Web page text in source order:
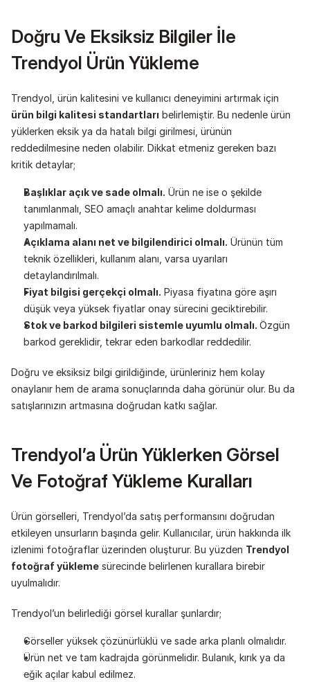
Doğru Ve Eksiksiz Bilgiler İle
Trendyol Ürün Yükleme
ürün bilgi kalitesi standartları belirlemiştir. Bu nedenle ürün
yüklerken eksik ya da hatalı bilgi girilmesi, ürünün
reddedilmesine neden olabilir. Dikkat etmeniz gereken bazı
kritik detaylar;
Başlıklar açık ve sade olmalı. Ürün ne ise o şekilde
tanımlanmalı, SEO amaçlı anahtar kelime doldurması
yapılmamalı.
Açıklama alanı net ve bilgilendirici olmalı. Ürünün tüm
teknik özellikleri, kullanım alanı, varsa uyarıları
detaylandırılmalı.
Fiyat bilgisi gerçekçi olmalı. Piyasa fiyatına göre aşırı
düşük veya yüksek fiyatlar onay sürecini geciktirebilir.
Stok ve barkod bilgileri sistemle uyumlu olmalı. Özgün
barkod gereklidir, tekrar eden barkodlar reddedilir.
Doğru ve eksiksiz bilgi girildiğinde, ürünleriniz hem kolay
onaylanır hem de arama sonuçlarında daha görünür olur. Bu da
satışlarınızın artmasına doğrudan katkı sağlar.
Trendyol’a Ürün Yüklerken Görsel
Ve Fotoğraf Yükleme Kuralları
Ürün görselleri, Trendyol’da satış performansını doğrudan
etkileyen unsurların başında gelir. Kullanıcılar, ürün hakkında ilk
izlenimi fotoğraflar üzerinden oluşturur. Bu yüzden Trendyol
fotoğraf yükleme sürecinde belirlenen kurallara birebir
uyulmalıdır.
Trendyol’un belirlediği görsel kurallar şunlardır;
Görseller yüksek çözünürlüklü ve sade arka planlı olmalıdır.
Ürün net ve tam kadrajda görünmelidir. Bulanık, kırık ya da
eğik açılar kabul edilmez.